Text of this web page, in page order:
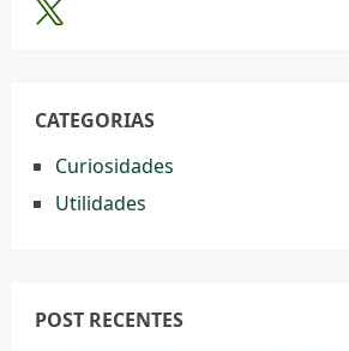
CATEGORIAS
Curiosidades
Utilidades
POST RECENTES